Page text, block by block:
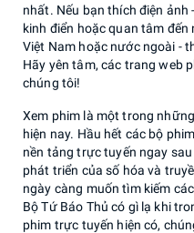
nhất. Nếu bạn thích điện
kinh điển hoặc quan tâm
Việt Nam hoặc nước ngoài -
Hãy yên tâm, các trang web
chúng tôi!
Xem phim là một trong
hiện nay. Hầu hết các bộ
nền tảng trực tuyến ngay
phát triển của số hóa và
ngày càng muốn tìm kiếm
Bộ Tứ Báo Thủ có gì lạ khi
phim trực tuyến hiện có,